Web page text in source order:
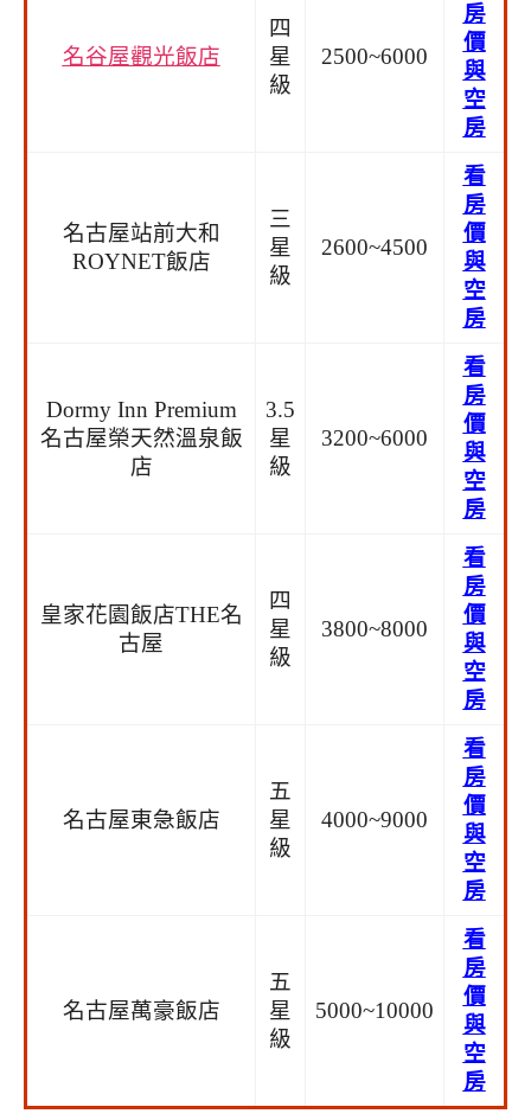
名谷屋觀光飯店
四
星
級
2500~6000
房
價
與
空
房
名古屋站前大和
ROYNET飯店
三
星
級
2600~4500
看
房
價
與
空
房
Dormy Inn Premium
名古屋榮天然溫泉飯
店
3.5
星
級
3200~6000
看
房
價
與
空
房
皇家花園飯店THE名
古屋
四
星
級
3800~8000
看
房
價
與
空
房
名古屋東急飯店
五
星
級
4000~9000
看
房
價
與
空
房
名古屋萬豪飯店
五
星
級
5000~10000
看
房
價
與
空
房